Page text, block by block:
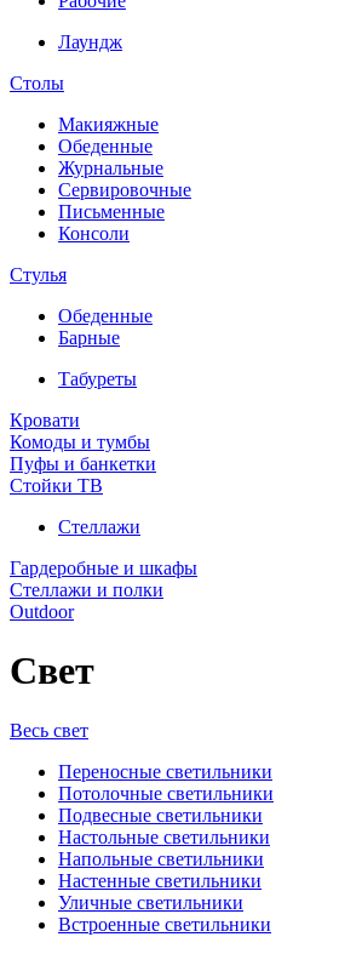
Лаундж
Столы
Макияжные
Обеденные
Журнальные
Сервировочные
Письменные
Консоли
Стулья
Обеденные
Барные
Табуреты
Кровати
Комоды и тумбы
Пуфы и банкетки
Стойки ТВ
Стеллажи
Гардеробные и шкафы
Стеллажи и полки
Outdoor
Свет
Весь свет
Переносные светильники
Потолочные светильники
Подвесные светильники
Настольные светильники
Напольные светильники
Настенные светильники
Уличные светильники
Встроенные светильники